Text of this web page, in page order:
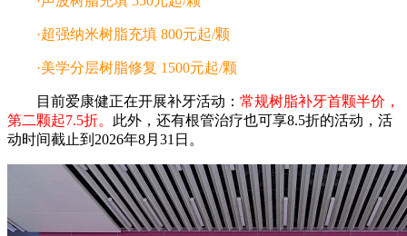
·超强纳米树脂充填 800元起/颗
·美学分层树脂修复 1500元起/颗
目前爱康健正在开展补牙活动： 常规树脂补牙首颗半价，
第二颗起7.5折。 此外，还有根管治疗也可享8.5折的活动，活
动时间截止到2026年8月31日。